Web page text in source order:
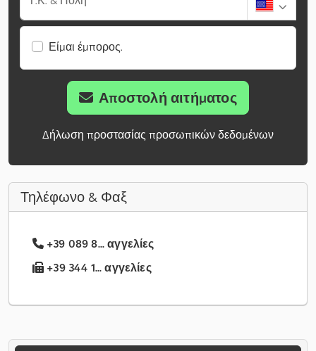
Είμαι έμπορος.
Αποστολή αιτήματος
Δήλωση προστασίας προσωπικών δεδομένων
Τηλέφωνο & Φαξ
+39 089 8... αγγελίες
+39 344 1... αγγελίες